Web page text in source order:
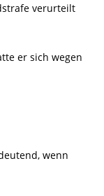
verurteilt
er sich wegen
wenn